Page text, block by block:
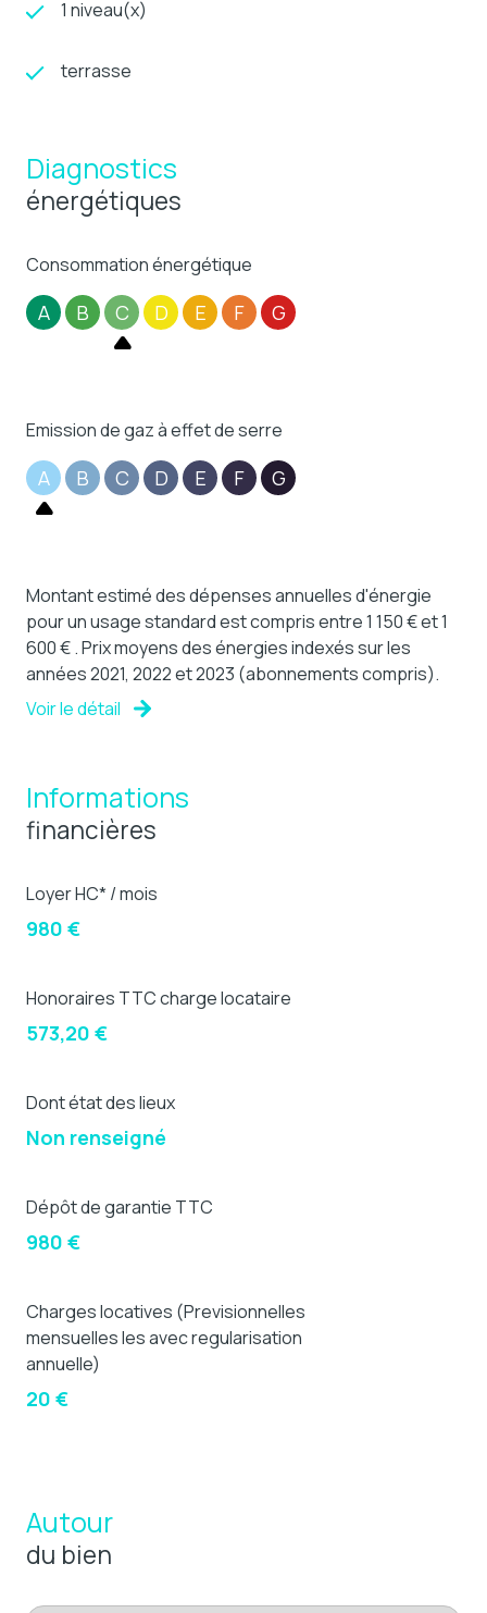
1 niveau(x)
terrasse
Diagnostics
énergétiques
Consommation énergétique
A B C D E F G
Emission de gaz à effet de serre
A B C D E F G
Montant estimé des dépenses annuelles d'énergie
pour un usage standard est compris entre 1 150 € et 1
600 € . Prix moyens des énergies indexés sur les
années 2021, 2022 et 2023 (abonnements compris).
Voir le détail
Informations
financières
Loyer HC* / mois
980 €
Honoraires TTC charge locataire
573,20 €
Dont état des lieux
Non renseigné
Dépôt de garantie TTC
980 €
Charges locatives (Previsionnelles
mensuelles les avec regularisation
annuelle)
20 €
Autour
du bien